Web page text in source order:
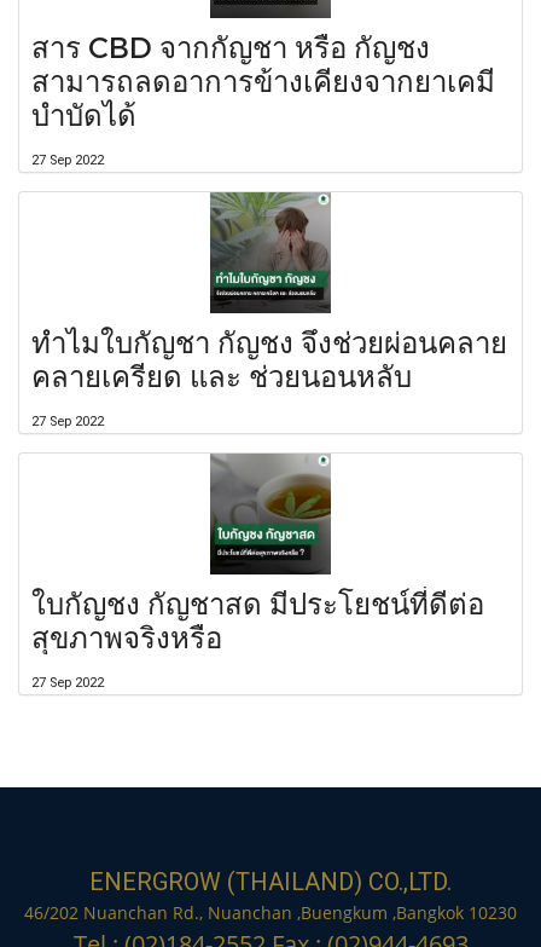
สาร CBD จากกัญชา หรือ กัญชง
สามารถลดอาการข้างเคียงจากยาเคมี
บำบัดได้
27 Sep 2022
ทำไมใบกัญชา กัญชง จึงช่วยผ่อนคลาย
คลายเครียด และ ช่วยนอนหลับ
27 Sep 2022
ใบกัญชง กัญชาสด มีประโยชน์ที่ดีต่อ
สุขภาพจริงหรือ
27 Sep 2022
ENERGROW (THAILAND) CO.,LTD.
46/202 Nuanchan Rd., Nuanchan ,Buengkum ,Bangkok 10230